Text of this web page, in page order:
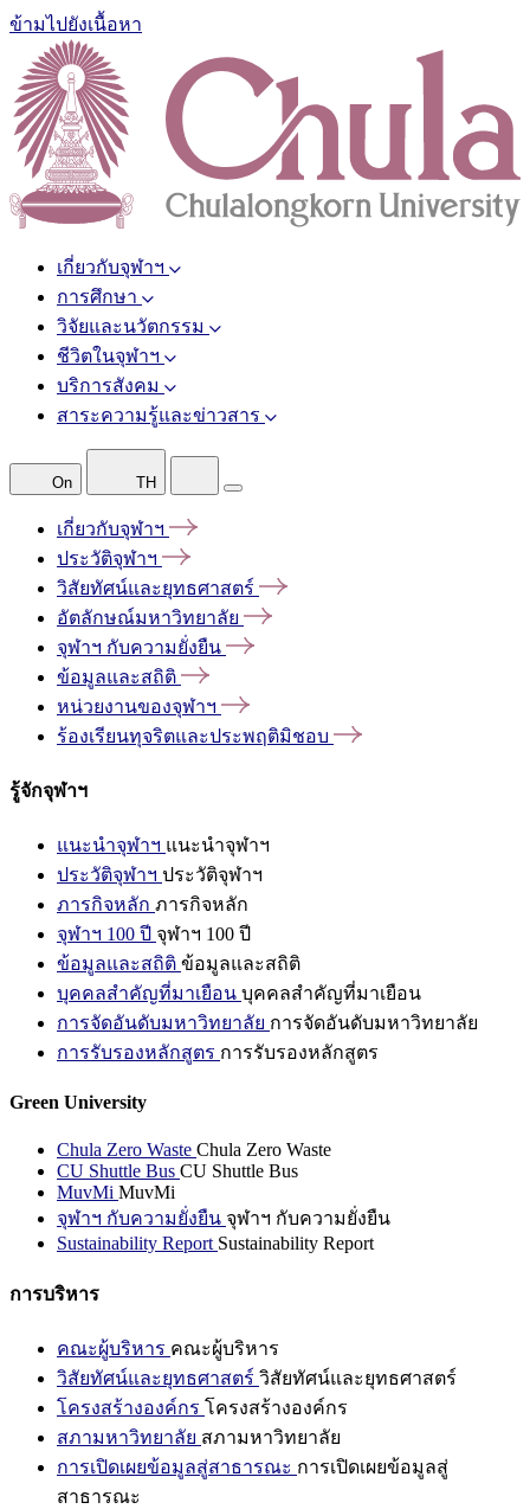
ข้ามไปยังเนื้อหา
เกี่ยวกับจุฬาฯ
การศึกษา
วิจัยและนวัตกรรม
ชีวิตในจุฬาฯ
บริการสังคม
สาระความรู้และข่าวสาร
On TH
เกี่ยวกับจุฬาฯ
ประวัติจุฬาฯ
วิสัยทัศน์และยุทธศาสตร์
อัตลักษณ์มหาวิทยาลัย
จุฬาฯ กับความยั่งยืน
ข้อมูลและสถิติ
หน่วยงานของจุฬาฯ
ร้องเรียนทุจริตและประพฤติมิชอบ
รู้จักจุฬาฯ
แนะนำจุฬาฯ แนะนำจุฬาฯ
ประวัติจุฬาฯ ประวัติจุฬาฯ
ภารกิจหลัก ภารกิจหลัก
จุฬาฯ 100 ปี จุฬาฯ 100 ปี
ข้อมูลและสถิติ ข้อมูลและสถิติ
บุคคลสำคัญที่มาเยือน บุคคลสำคัญที่มาเยือน
การจัดอันดับมหาวิทยาลัย การจัดอันดับมหาวิทยาลัย
การรับรองหลักสูตร การรับรองหลักสูตร
Green University
Chula Zero Waste Chula Zero Waste
CU Shuttle Bus CU Shuttle Bus
MuvMi MuvMi
จุฬาฯ กับความยั่งยืน จุฬาฯ กับความยั่งยืน
Sustainability Report Sustainability Report
การบริหาร
คณะผู้บริหาร คณะผู้บริหาร
วิสัยทัศน์และยุทธศาสตร์ วิสัยทัศน์และยุทธศาสตร์
โครงสร้างองค์กร โครงสร้างองค์กร
สภามหาวิทยาลัย สภามหาวิทยาลัย
การเปิดเผยข้อมูลสู่สาธารณะ การเปิดเผยข้อมูลสู่
สาธารณะ